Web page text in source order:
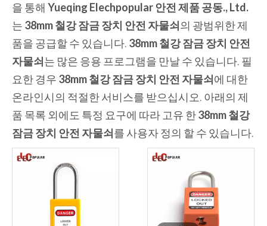
을 통해 Yueqing Elechpopular 안전 제품 공동., Ltd.
는 38mm 철강 잠금 장치 안전 자물쇠의 광범위한 제
품을 공급할 수 있습니다. 38mm 철강 잠금 장치 안전
자물쇠는 많은 응용 프로그램을 만날 수 있습니다. 필
요한 경우 38mm 철강 잠금 장치 안전 자물쇠에 대한
온라인시의 적절한 서비스를 받으십시오. 아래의 제
품 목록 외에도 특정 요구에 따라 고유 한38mm 철강
잠금 장치 안전 자물쇠를 사용자 정의 할 수 있습니다.